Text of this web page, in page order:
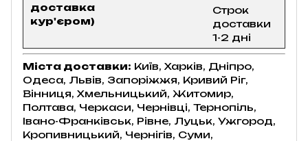
доставка
кур'єром)
Строк
доставки
1-2 дні
Міста доставки: Київ, Харків, Дніпро,
Одеса, Львів, Запоріжжя, Кривий Ріг,
Вінниця, Хмельницький, Житомир,
Полтава, Черкаси, Чернівці, Тернопіль,
Івано-Франківськ, Рівне, Луцьк, Ужгород,
Кропивницький, Чернігів, Суми,